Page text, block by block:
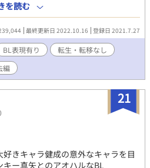
る物語となっております。 カクヨ
── それは悲劇と約束の物語 ※本作
」ならびに「Fragment-
合はネタバレ要素も含まれるの
2020 黒乃
を読む
最終更新日 2022.10.16 登録日 2021.7.27
BL表現有り
転生・転移なし
編
21
きキャラ健成の意外なキャラを目
ー真矢とのアオハルなBL